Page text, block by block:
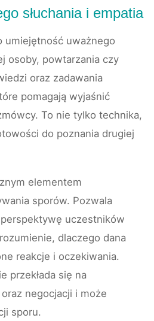
słuchania i empatia
umiejętność uważnego
osoby, powtarzania czy
oraz zadawania
pomagają wyjaśnić
To nie tylko technika,
do poznania drugiej
elementem
sporów. Pozwala
uczestników
dlaczego dana
reakcje i oczekiwania.
przekłada się na
negocjacji i może
sporu.